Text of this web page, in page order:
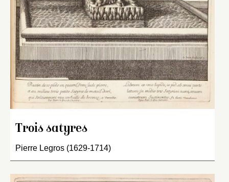
Trois satyres
Pierre Legros (1629-1714)